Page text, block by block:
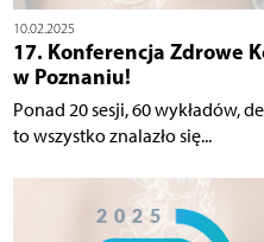
10.02.2025
17. Konferencja Zdrowe
w Poznaniu!
Ponad 20 sesji, 60 wykładów,
to wszystko znalazło się...